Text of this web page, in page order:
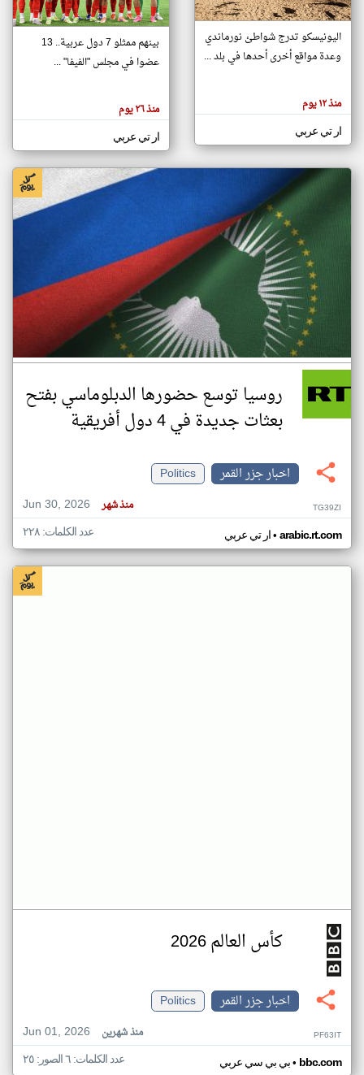
تغيير الدولة
اخبار جزر القمر على مدار الساعة
أهم اخبار جزر القمر العاجلة والمباشرة
هنا عن
وجهة
كاتبيها.
اليونيسكو تدرج شواطئ نورماندي
وعدة مواقع أخرى أحدها في بلد ...
منذ ١٢ يوم
ار تي عربي
بينهم ممثلو 7 دول عربية.. 13
عضوا في مجلس "الفيفا" ...
منذ ٢٦ يوم
ار تي عربي
روسيا توسع حضورها الدبلوماسي بفتح
بعثات جديدة في 4 دول أفريقية
اخبار جزر القمر
Politics
Jun 30, 2026
منذ شهر TG39ZI
ار تي عربي• arabic.rt.com عدد الكلمات: ٢٢٨
كأس العالم 2026
اخبار جزر القمر
Politics
Jun 01, 2026
منذ شهرين PF63IT
بي بي سي عربي• bbc.com عدد الكلمات: ٦ الصور: ٢٥
klyoum.com